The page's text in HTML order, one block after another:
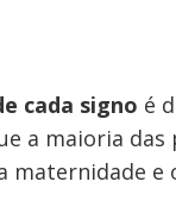
cada signo é
a maioria das
maternidade e